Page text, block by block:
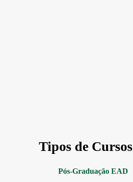
Tipos de Cursos
Pós-Graduação EAD